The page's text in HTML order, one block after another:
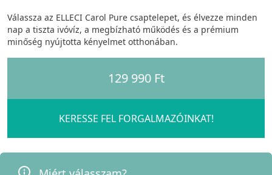
Válassza az ELLECI Carol Pure csaptelepet, és élvezze minden
nap a tiszta ivóvíz, a megbízható működés és a prémium
minőség nyújtotta kényelmet otthonában.
129 990 Ft
KERESSE FEL FORGALMAZÓINKAT!